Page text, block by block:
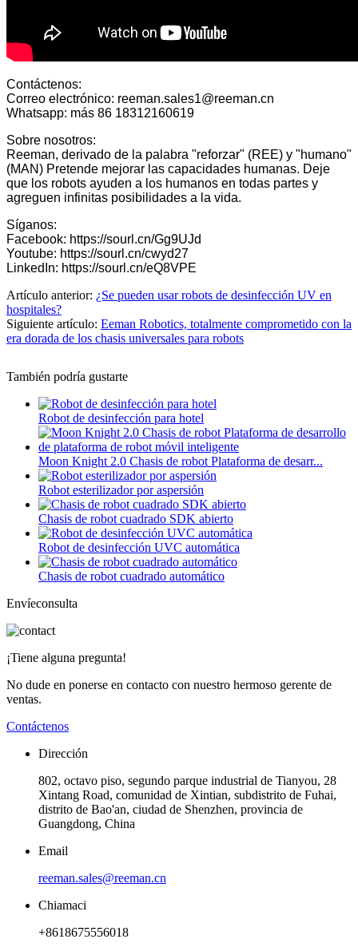
Contáctenos:
Correo electrónico: reeman.sales1@reeman.cn
Whatsapp: más 86 18312160619
Sobre nosotros:
Reeman, derivado de la palabra "reforzar" (REE) y "humano"
(MAN) Pretende mejorar las capacidades humanas. Deje
que los robots ayuden a los humanos en todas partes y
agreguen infinitas posibilidades a la vida.
Síganos:
Facebook: https://sourl.cn/Gg9UJd
Youtube: https://sourl.cn/cwyd27
LinkedIn: https://sourl.cn/eQ8VPE
Artículo anterior: ¿Se pueden usar robots de desinfección UV en
hospitales?
Siguiente artículo: Eeman Robotics, totalmente comprometido con la
era dorada de los chasis universales para robots
También podría gustarte
Robot de desinfección para hotel
Moon Knight 2.0 Chasis de robot Plataforma de desarr...
Robot esterilizador por aspersión
Chasis de robot cuadrado SDK abierto
Robot de desinfección UVC automática
Chasis de robot cuadrado automático
Envíeconsulta
¡Tiene alguna pregunta!
No dude en ponerse en contacto con nuestro hermoso gerente de
ventas.
Contáctenos
Dirección
802, octavo piso, segundo parque industrial de Tianyou, 28
Xintang Road, comunidad de Xintian, subdistrito de Fuhai,
distrito de Bao'an, ciudad de Shenzhen, provincia de
Guangdong, China
Email
reeman.sales@reeman.cn
Chiamaci
+8618675556018